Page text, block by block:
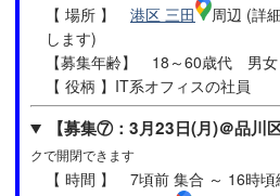
【 場所 】 港区 三田
周辺 (詳
します)
【募集年齢】 18～60歳代 男女
【 役柄 】IT系オフィスの社員
【募集⑦：3月23日(月)＠品川
クで開閉できます
【 時間 】 7頃前 集合 ～ 16時